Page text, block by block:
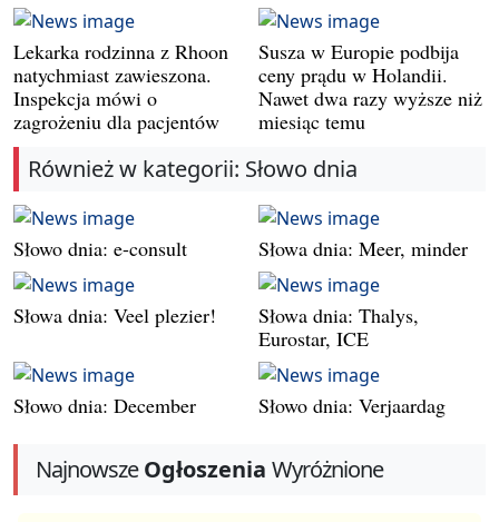
Lekarka rodzinna z Rhoon
natychmiast zawieszona.
Inspekcja mówi o
zagrożeniu dla pacjentów
Susza w Europie podbija
ceny prądu w Holandii.
Nawet dwa razy wyższe niż
miesiąc temu
Również w kategorii: Słowo dnia
Słowo dnia: e-consult Słowa dnia: Meer, minder
Słowa dnia: Veel plezier!
Słowa dnia: Thalys,
Eurostar, ICE
Słowo dnia: December Słowo dnia: Verjaardag
NajnowszeOgłoszenia Wyróżnione